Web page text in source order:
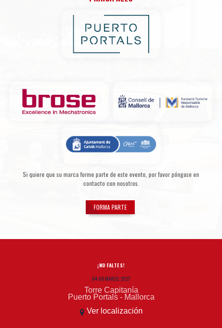
Si quiere que su marca forme parte de este evento, por favor póngase en
contacto con nosotros.
FORMA PARTE
¡NO FALTES!
04-06 MARZO, 2027
Torre Capitanía
Puerto Portals - Mallorca
Ver localización